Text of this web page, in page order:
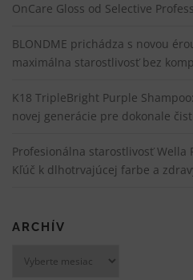
OnCare Gloss od Selective
BLONDME prichádza s novou
maximálna starostlivosť bez
K18 TripleBright Purple
novej generácie pre dokonale
Profesionálna starostlivosť Wella
Kľúč k dlhotrvajúcej farbe a
ARCHÍV